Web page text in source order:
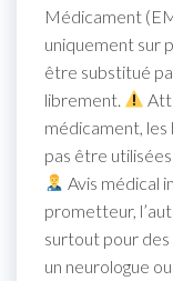
Médicament
uniquement sur
être substitué
librement.
médicament,
pas être
Avis médical
prometteur,
surtout pour des
un neurologue